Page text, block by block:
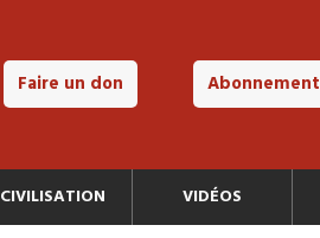
Faire un don Abonnement
CIVILISATION VIDÉOS